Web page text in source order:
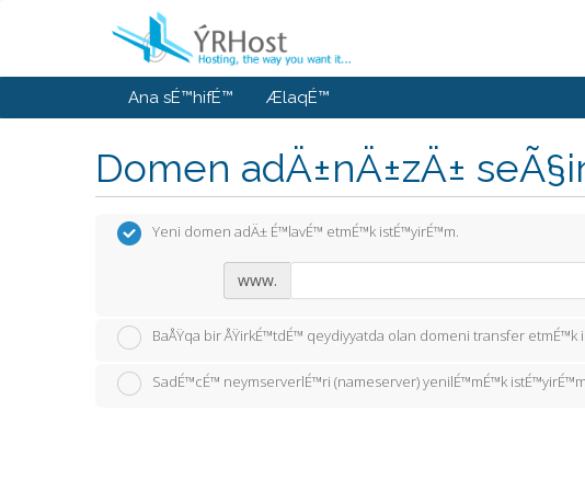
Ana sÉ™hifÉ™ ÆlaqÉ™
Domen adÄ±nÄ±zÄ±
Yeni domen adÄ± É™lavÉ™ etmÉ™k istÉ™yirÉ™m.
www.
BaÅŸqa bir ÅŸirkÉ™tdÉ™ qeydiyyatda olan domeni transfer etmÉ™k
SadÉ™cÉ™ neymserverlÉ™ri (nameserver) yenilÉ™mÉ™k